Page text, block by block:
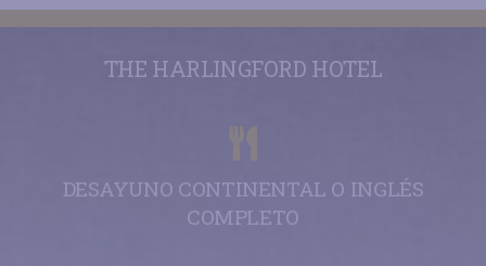
THE HARLINGFORD HOTEL
DESAYUNO CONTINENTAL O INGLÉS
COMPLETO